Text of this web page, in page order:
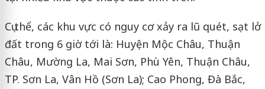
Cụ thể, các khu vực có nguy cơ xảy ra lũ quét, sạt lở
đất trong 6 giờ tới là: Huyện Mộc Châu, Thuận
Châu, Mường La, Mai Sơn, Phù Yên, Thuận Châu,
TP. Sơn La, Vân Hồ (Sơn La); Cao Phong, Đà Bắc,